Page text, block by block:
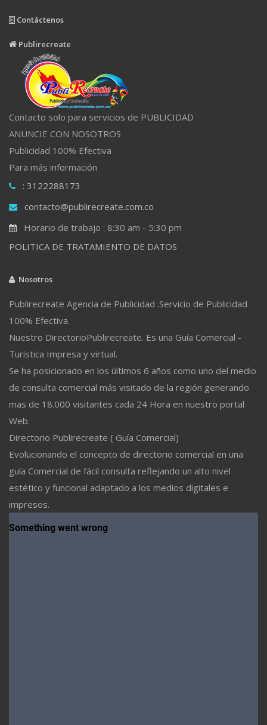
Contáctenos
Publirecreate
Contacto solo para servicios de PUBLICIDAD
ANUNCIE CON NOSOTROS
Publicidad 100% Efectiva
Para más información
: 3122288173
contacto@publirecreate.com.co
Horario de trabajo : 8:30 am - 5:30 pm
POLITICA DE TRATAMIENTO DE DATOS
Nosotros
Publirecreate Agencia de Publicidad .Servicio de Publicidad
100% Efectiva.
Nuestro DirectorioPublirecreate. Es una Guía Comercial -
Turistica Impresa y virtual.
Se ha posicionado en los últimos 6 años como uno del medio
de consulta comercial más visitado de la región generando
mas de 18.000 visitantes cada 24 Hora en nuestro portal
Web.
Directorio Publirecreate ( Guía Comercial)
Evolucionando el concepto de directorio comercial en una
guía Comercial de fácil consulta reflejando un alto nivel
estético y funcional adaptado a los medios digitales e
impresos.